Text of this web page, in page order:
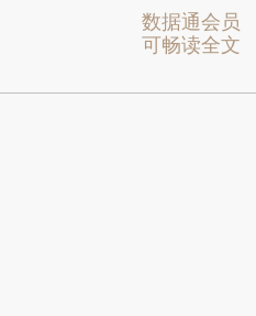
数据通会员
可畅读全文